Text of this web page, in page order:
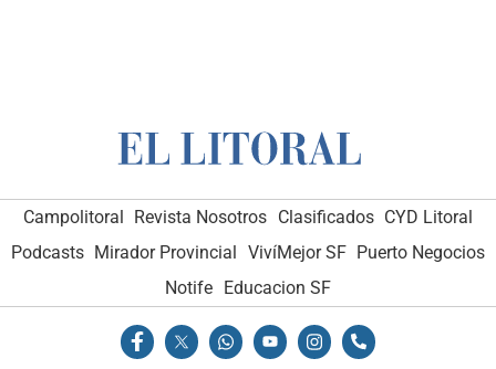
Campolitoral Revista Nosotros Clasificados CYD Litoral
Podcasts Mirador Provincial VivíMejor SF Puerto Negocios
Notife
Educacion SF